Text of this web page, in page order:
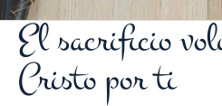
El sacrificio
Cristo por ti